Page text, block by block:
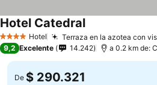
4 EstrellasHotel Terraza en la azotea con
Hotel Catedral
9,2 Excelente 14.242 a 0.2 km de:
De $ 290.321